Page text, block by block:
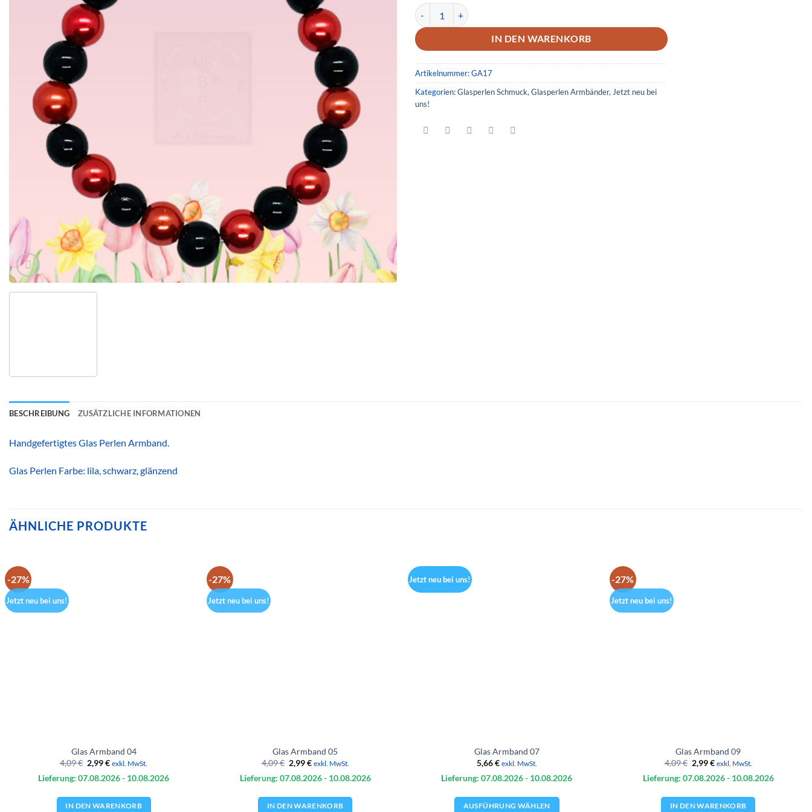
Glas Armband 17 Menge
IN DEN WARENKORB
Artikelnummer:GA17
Kategorien:Glasperlen Schmuck, Glasperlen Armbänder, Jetzt neu bei
uns!
BESCHREIBUNG ZUSÄTZLICHE INFORMATIONEN
Handgefertigtes Glas Perlen Armband.
Glas Perlen Farbe: lila, schwarz, glänzend
ÄHNLICHE PRODUKTE
-27%
Jetzt neu bei uns!
Glas Armband 04
4,09€ Ursprünglicher
Preis
war:
2,99€Aktueller
ist:
exkl. MwSt.
Lieferung: 07.08.2026- 10.08.2026
IN DEN WARENKORB
-27%
Jetzt neu bei uns!
Glas Armband 05
4,09€ Ursprünglicher
Preis
war:
2,99€Aktueller
ist:
exkl. MwSt.
Lieferung: 07.08.2026- 10.08.2026
IN DEN WARENKORB
Jetzt neu bei uns!
Glas Armband 07
5,66€ exkl. MwSt.
Lieferung: 07.08.2026- 10.08.2026
AUSFÜHRUNG WÄHLEN
-27%
Jetzt neu bei uns!
Glas Armband 09
4,09€ Ursprünglicher
Preis
war:
2,99€Aktueller
ist:
exkl. MwSt.
Lieferung: 07.08.2026- 10.08.2026
IN DEN WARENKORB